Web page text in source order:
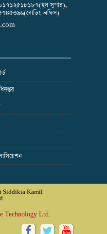
সুপার),
অফিস)
Siddikia Kamil
Technology Ltd.